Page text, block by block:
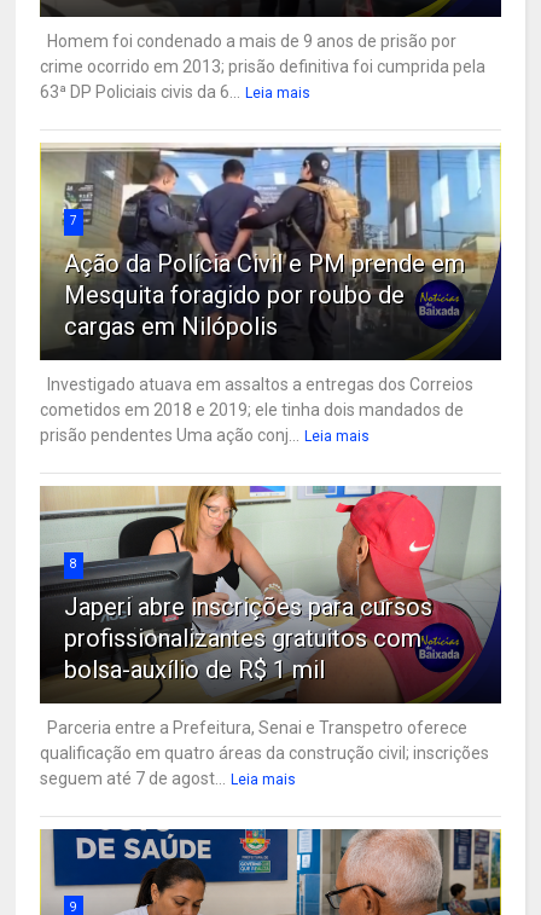
Homem foi condenado a mais de 9 anos de prisão por
crime ocorrido em 2013; prisão definitiva foi cumprida pela
63ª DP Policiais civis da 6...
Leia mais
7
Ação da Polícia Civil e PM prende em
Mesquita foragido por roubo de
cargas em Nilópolis
Investigado atuava em assaltos a entregas dos Correios
cometidos em 2018 e 2019; ele tinha dois mandados de
prisão pendentes Uma ação conj...
Leia mais
8
Japeri abre inscrições para cursos
profissionalizantes gratuitos com
bolsa-auxílio de R$ 1 mil
Parceria entre a Prefeitura, Senai e Transpetro oferece
qualificação em quatro áreas da construção civil; inscrições
seguem até 7 de agost...
Leia mais
9